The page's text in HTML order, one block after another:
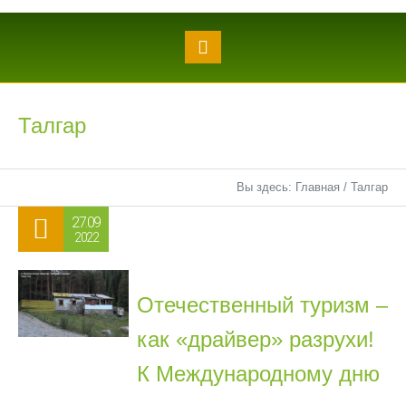
Талгар
Вы здесь: Главная / Талгар
27.09
2022
Отечественный туризм –
как «драйвер» разрухи!
К Международному дню